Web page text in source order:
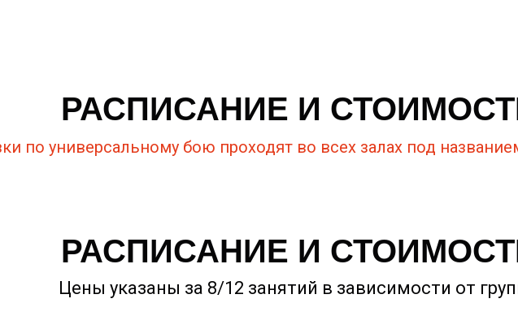
РАСПИСАНИЕ И
по универсальному бою проходят во всех залах под
РАСПИСАНИЕ И
Цены указаны за 8/12 занятий в зависимости от